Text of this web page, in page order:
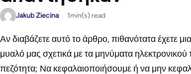
Jakub Ziecina 1min(s) read
Αν διαβάζετε αυτό το άρθρο, πιθανότατα έχετε
μυαλό μας σχετικά με τα μηνύματα
πεζότητα; Να κεφαλαιοποιήσουμε ή να μην